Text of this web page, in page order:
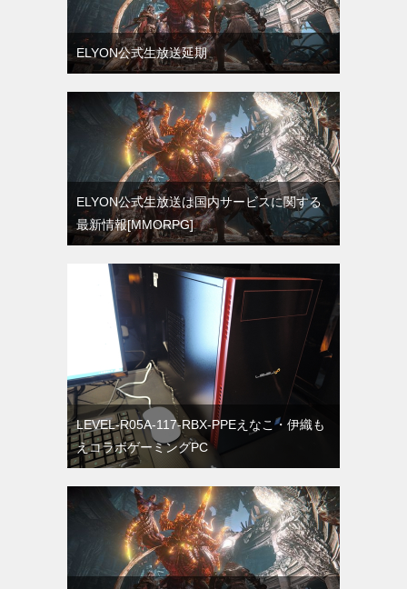
ELYON公式生放送延期
ELYON公式生放送は国内サービスに関する
最新情報[MMORPG]
LEVEL-R05A-117-RBX-PPEえなこ・伊織も
えコラボゲーミングPC